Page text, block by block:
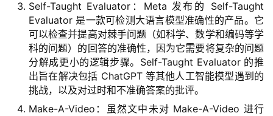
Self-Taught Evaluator：Meta 发布的 Self-Taught
Evaluator 是一款可检测大语言模型准确性的产品。它
可以检查并提高对棘手问题（如科学、数学和编码等学
科的问题）的回答的准确性，因为它需要将复杂的问题
分解成更小的逻辑步骤。Self-Taught Evaluator 的推
出旨在解决包括 ChatGPT 等其他人工智能模型遇到的
挑战，以及对过时和不准确答案的批评。
Make-A-Video：虽然文中未对 Make-A-Video 进行